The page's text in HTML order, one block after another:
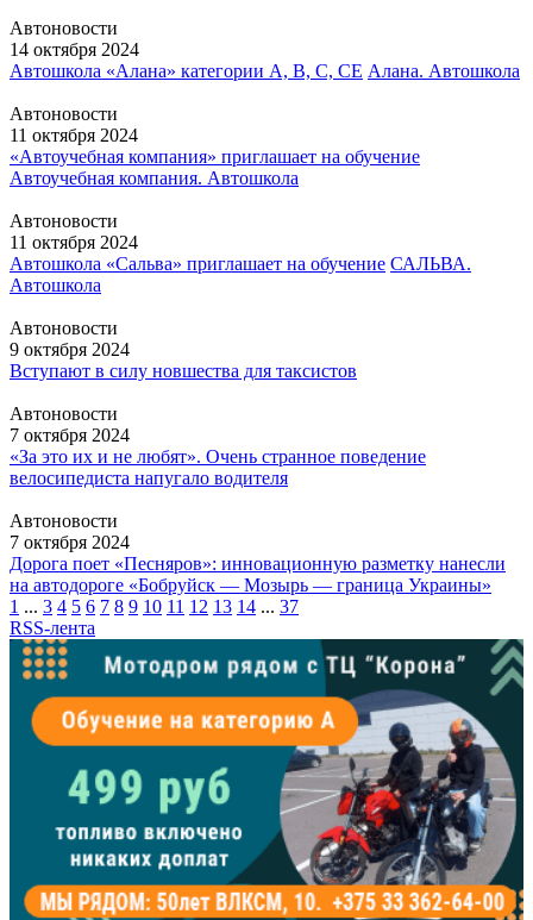
Автоновости
14 октября 2024
Автошкола «Алана» категории А, В, С, СЕ Алана. Автошкола
Автоновости
11 октября 2024
«Автоучебная компания» приглашает на обучение
Автоучебная компания. Автошкола
Автоновости
11 октября 2024
Автошкола «Сальва» приглашает на обучение САЛЬВА.
Автошкола
Автоновости
9 октября 2024
Вступают в силу новшества для таксистов
Автоновости
7 октября 2024
«За это их и не любят». Очень странное поведение
велосипедиста напугало водителя
Автоновости
7 октября 2024
Дорога поет «Песняров»: инновационную разметку нанесли
на автодороге «Бобруйск — Мозырь — граница Украины»
1 ... 3 4 5 6 7 8 9 10 11 12 13 14 ... 37
RSS-лента